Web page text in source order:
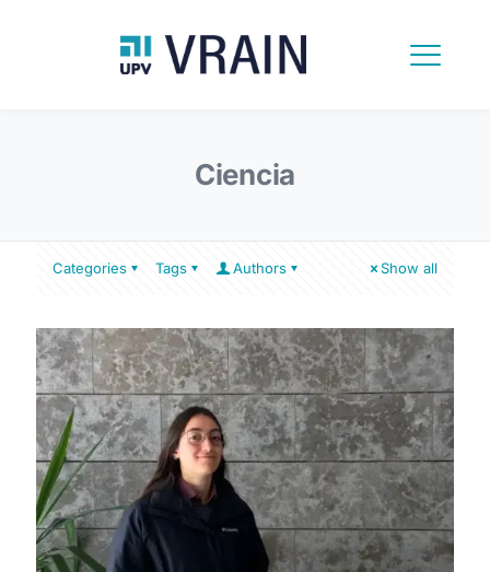
Ciencia
Categories Tags Authors Show all